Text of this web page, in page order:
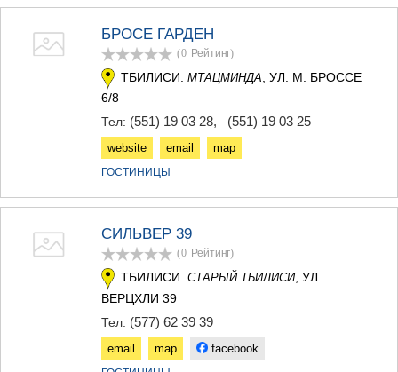
БРОСЕ ГАРДЕН
(0 Рейтинг)
ТБИЛИСИ. МТАЦМИНДА , УЛ. М. БРОССЕ
6/8
Тел: (551) 19 03 28, (551) 19 03 25
website email map
ГОСТИНИЦЫ
СИЛЬВЕР 39
(0 Рейтинг)
ТБИЛИСИ. СТАРЫЙ ТБИЛИСИ, УЛ.
ВЕРЦХЛИ 39
Тел: (577) 62 39 39
email map facebook